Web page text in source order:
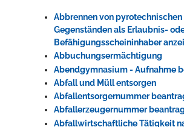
Wirtschaft
Rathaus
Abbrennen von pyrotechnischen
Gegenständen als Erlaubnis-
Befähigungsscheininhaber
Abbuchungsermächtigung
Abendgymnasium - Aufnahme
Abfall und Müll entsorgen
Abfallentsorgernummer
Abfallerzeugernummer
Abfallwirtschaftliche Tätigkeit